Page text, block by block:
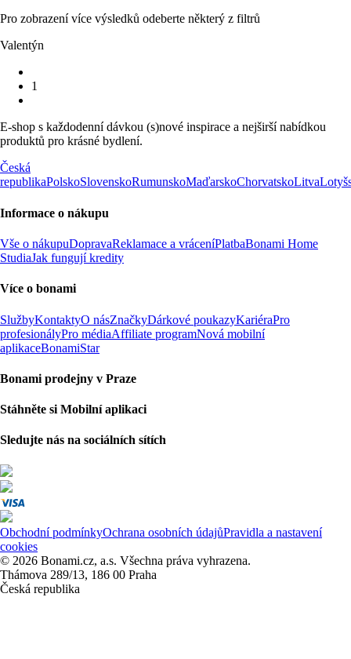
Pro zobrazení více výsledků odeberte některý z filtrů
Valentýn
1
E-shop s každodenní dávkou (s)nové inspirace a nejširší nabídkou
produktů pro krásné bydlení.
Česká
republikaPolskoSlovenskoRumunskoMaďarskoChorvatskoLitva
Informace o nákupu
Vše o nákupuDopravaReklamace a vráceníPlatbaBonami Home
StudiaJak fungují kredity
Více o bonami
SlužbyKontaktyO násZnačkyDárkové poukazyKariéraPro
profesionályPro médiaAffiliate programNová mobilní
aplikaceBonamiStar
Bonami prodejny v Praze
Stáhněte si Mobilní aplikaci
Sledujte nás na sociálních sítích
Obchodní podmínkyOchrana osobních údajůPravidla a nastavení
cookies
© 2026 Bonami.cz, a.s. Všechna práva vyhrazena.
Thámova 289/13, 186 00 Praha
Česká republika